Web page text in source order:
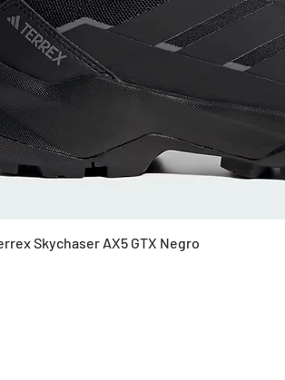
Skychaser AX5 GTX Negro